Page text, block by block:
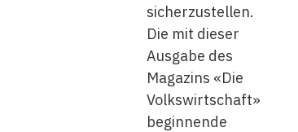
sicherzustellen.
Die mit dieser
Ausgabe des
Magazins «Die
Volkswirtschaft»
beginnende